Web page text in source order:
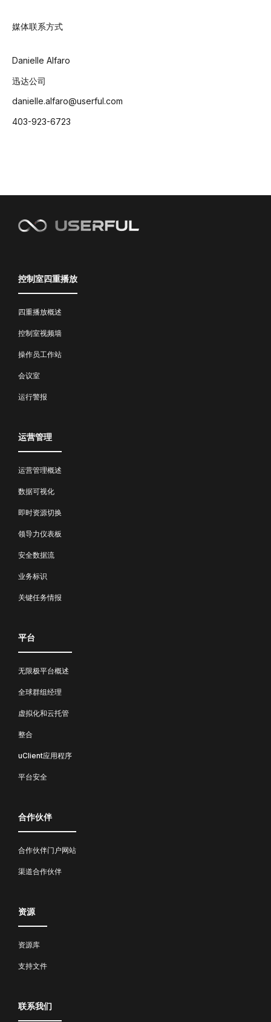
媒体联系方式
Danielle Alfaro
迅达公司
danielle.alfaro@userful.com
403-923-6723
控制室四重播放
四重播放概述
控制室视频墙
操作员工作站
会议室
运行警报
运营管理
运营管理概述
数据可视化
即时资源切换
领导力仪表板
安全数据流
业务标识
关键任务情报
平台
无限极平台概述
全球群组经理
虚拟化和云托管
整合
uClient应用程序
平台安全
合作伙伴
合作伙伴门户网站
渠道合作伙伴
资源
资源库
支持文件
联系我们